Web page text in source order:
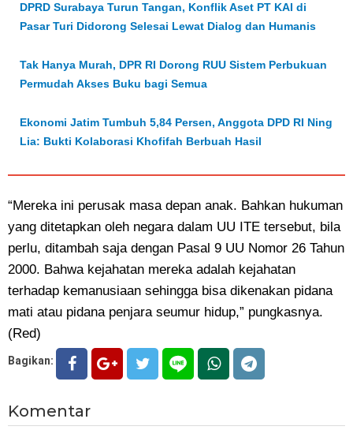
DPRD Surabaya Turun Tangan, Konflik Aset PT KAI di
Pasar Turi Didorong Selesai Lewat Dialog dan Humanis
Tak Hanya Murah, DPR RI Dorong RUU Sistem Perbukuan
Permudah Akses Buku bagi Semua
Ekonomi Jatim Tumbuh 5,84 Persen, Anggota DPD RI Ning
Lia: Bukti Kolaborasi Khofifah Berbuah Hasil
“Mereka ini perusak masa depan anak. Bahkan hukuman
yang ditetapkan oleh negara dalam UU ITE tersebut, bila
perlu, ditambah saja dengan Pasal 9 UU Nomor 26 Tahun
2000. Bahwa kejahatan mereka adalah kejahatan
terhadap kemanusiaan sehingga bisa dikenakan pidana
mati atau pidana penjara seumur hidup,” pungkasnya.
(Red)
Bagikan:
Komentar